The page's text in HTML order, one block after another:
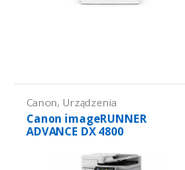
Canon, Urządzenia
wielofunkcyjne używane,
Urządzenia wielofunkcyjne
używane: czarno białe
Canon imageRUNNER
ADVANCE DX 4800